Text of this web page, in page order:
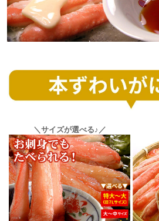
＼サイズが選べる♪／